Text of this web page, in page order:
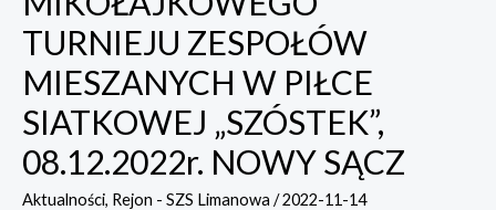
TURNIEJU ZESPOŁÓW
MIESZANYCH W PIŁCE
SIATKOWEJ „SZÓSTEK”,
08.12.2022r. NOWY SĄCZ
Aktualności, Rejon - SZS Limanowa /2022-11-14